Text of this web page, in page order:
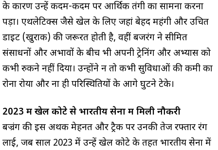
के कारण उन्हें कदम-कदम पर आर्थिक तंगी का सामना करना
पड़ा। एथलेटिक्स जैसे खेल के लिए जहां बेहद महंगी और उचित
डाइट (खुराक) की जरूरत होती है, वहीं बजरंग ने सीमित
संसाधनों और अभावों के बीच भी अपनी ट्रेनिंग और अभ्यास को
कभी रुकने नहीं दिया। उन्होंने न तो कभी सुविधाओं की कमी का
रोना रोया और ना ही परिस्थितियों के आगे घुटने टेके।
2023 में खेल कोटे से भारतीय सेना में मिली नौकरी
बज्रंग की इस अथक मेहनत और ट्रैक पर उनकी तेज रफ्तार रंग
लाई, जब साल 2023 में उन्हें खेल कोटे के तहत भारतीय सेना में